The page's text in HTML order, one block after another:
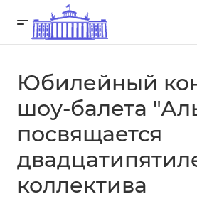
Юбилейный
шоу-балета
посвящается
коллектива